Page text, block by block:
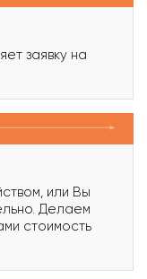
заявку на
или Вы
Делаем
стоимость